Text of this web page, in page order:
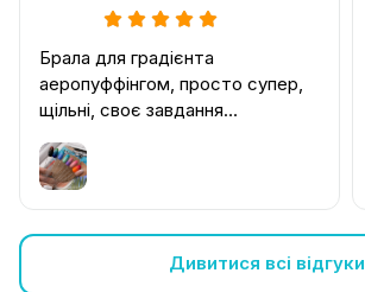
Брала для градієнта
аеропуффінгом, просто супер,
щільні, своє завдання
Переплутали один відтінок,
надіслали не той, але все одно
залишила, все знадобляться.
Відмінна ціна і якість
Дивитися всі відгуки